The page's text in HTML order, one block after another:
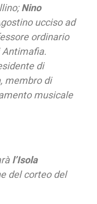
Nino
ucciso ad
ordinario
di
, membro di
musicale
l’Isola
del corteo del